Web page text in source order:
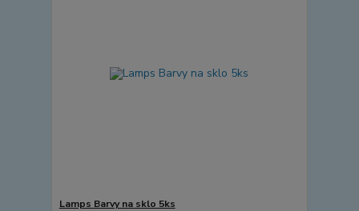
Lamps Barvy na sklo 5ks